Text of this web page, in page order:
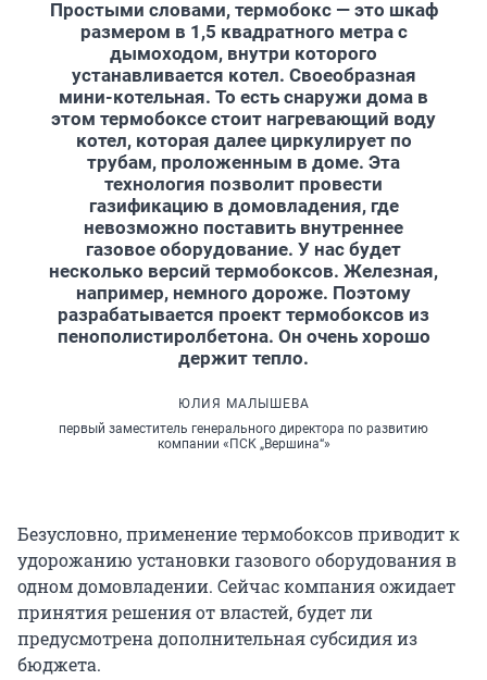
Простыми словами, термобокс — это шкаф
размером в 1,5 квадратного метра с
дымоходом, внутри которого
устанавливается котел. Своеобразная
мини-котельная. То есть снаружи дома в
этом термобоксе стоит нагревающий воду
котел, которая далее циркулирует по
трубам, проложенным в доме. Эта
технология позволит провести
газификацию в домовладения, где
невозможно поставить внутреннее
газовое оборудование. У нас будет
несколько версий термобоксов. Железная,
например, немного дороже. Поэтому
разрабатывается проект термобоксов из
пенополистиролбетона. Он очень хорошо
держит тепло.
ЮЛИЯ МАЛЫШЕВА
первый заместитель генерального директора по развитию
компании «ПСК „Вершина“»
Безусловно, применение термобоксов приводит к
удорожанию установки газового оборудования в
одном домовладении. Сейчас компания ожидает
принятия решения от властей, будет ли
предусмотрена дополнительная субсидия из
бюджета.